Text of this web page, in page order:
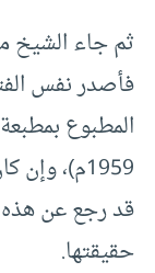
ثم جاء الشيخ
فأصدر نفس
1959م)،
قد رجع عن هذه
حقيقتها.